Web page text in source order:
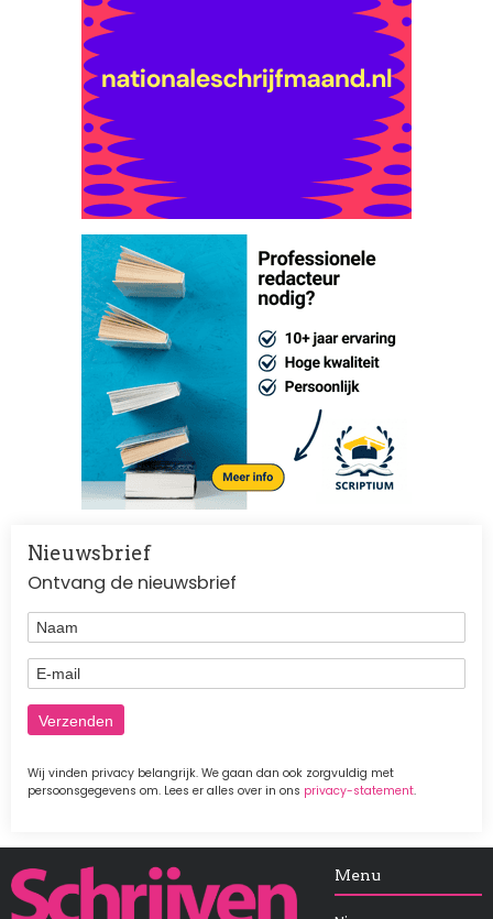
Nieuwsbrief
Ontvang de nieuwsbrief
Naam
E-mail
Wij vinden privacy belangrijk. We gaan dan ook zorgvuldig met
persoonsgegevens om. Lees er alles over in ons privacy-statement.
Afbeelding Menu